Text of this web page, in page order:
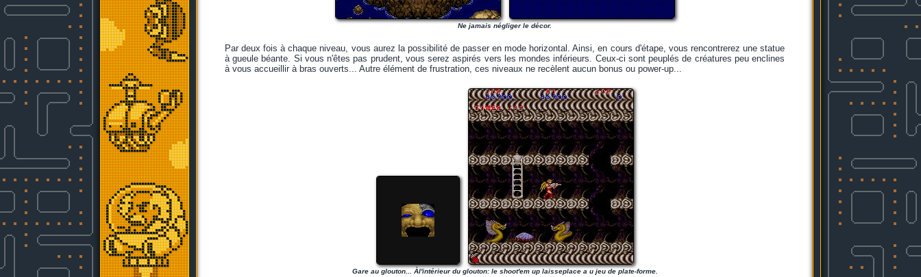
Ne jamais négliger le décor.
Par deux fois à chaque niveau, vous aurez la possibilité de passer en mode horizontal. Ainsi, en cours d'étape, vous rencontrerez une statue
à gueule béante. Si vous n'êtes pas prudent, vous serez aspirés vers les mondes inférieurs. Ceux-ci sont peuplés de créatures peu enclines
à vous accueillir à bras ouverts... Autre élément de frustration, ces niveaux ne recèlent aucun bonus ou power-up...
Gare au glouton... Àl'intérieur du glouton: le shoot'em up laisseplace a u jeu de plate-forme.